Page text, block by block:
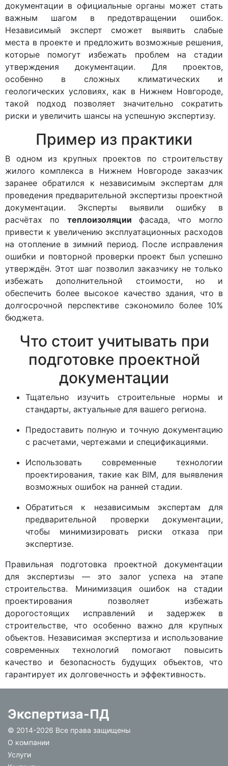
документации в официальные органы может стать
важным шагом в предотвращении ошибок.
Независимый эксперт сможет выявить слабые
места в проекте и предложить возможные решения,
которые помогут избежать проблем на стадии
утверждения документации. Для проектов,
особенно в сложных климатических и
геологических условиях, как в Нижнем Новгороде,
такой подход позволяет значительно сократить
риски и увеличить шансы на успешную экспертизу.
Пример из практики
В одном из крупных проектов по строительству
жилого комплекса в Нижнем Новгороде заказчик
заранее обратился к независимым экспертам для
проведения предварительной экспертизы проектной
документации. Эксперты выявили ошибку в
расчётах по теплоизоляции фасада, что могло
привести к увеличению эксплуатационных расходов
на отопление в зимний период. После исправления
ошибки и повторной проверки проект был успешно
утверждён. Этот шаг позволил заказчику не только
избежать дополнительной стоимости, но и
обеспечить более высокое качество здания, что в
долгосрочной перспективе сэкономило более 10%
бюджета.
Что стоит учитывать при
подготовке проектной
документации
Тщательно изучить строительные нормы и
стандарты, актуальные для вашего региона.
Предоставить полную и точную документацию
с расчетами, чертежами и спецификациями.
Использовать современные технологии
проектирования, такие как BIM, для выявления
возможных ошибок на ранней стадии.
Обратиться к независимым экспертам для
предварительной проверки документации,
чтобы минимизировать риски отказа при
экспертизе.
Правильная подготовка проектной документации
для экспертизы — это залог успеха на этапе
строительства. Минимизация ошибок на стадии
проектирования позволяет избежать
дорогостоящих исправлений и задержек в
строительстве, что особенно важно для крупных
объектов. Независимая экспертиза и использование
современных технологий помогают повысить
качество и безопасность будущих объектов, что
гарантирует их долговечность и эффективность.
Экспертиза-ПД
© 2014-2026 Все права защищены
О компании
Услуги